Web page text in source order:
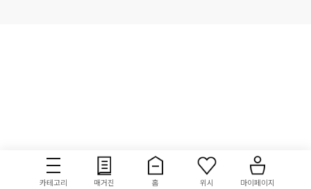
카테고리 매거진 홈 위시 마이페이지